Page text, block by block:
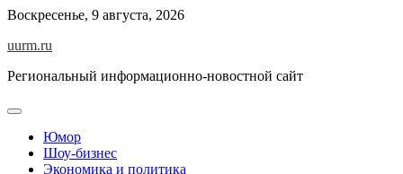
Skip
content
Воскресенье, 9 августа, 2026
uurm.ru
Региональный информационно-новостной сайт
Юмор
Шоу-бизнес
Экономика и политика